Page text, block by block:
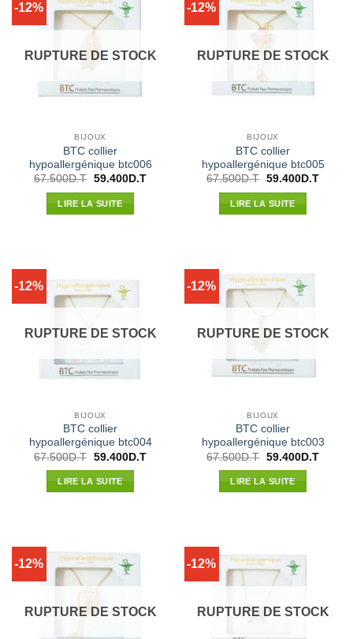
-12%
RUPTURE DE STOCK
BIJOUX
BTC collier
hypoallergénique btc006
67.500D.T Le
initial
était :
59.400D.TLe
LIRE LA SUITE
-12%
RUPTURE DE STOCK
BIJOUX
BTC collier
hypoallergénique btc005
67.500D.T Le
initial
était :
59.400D.TLe
LIRE LA SUITE
-12%
RUPTURE DE STOCK
BIJOUX
BTC collier
hypoallergénique btc004
67.500D.T Le
initial
était :
59.400D.TLe
LIRE LA SUITE
-12%
RUPTURE DE STOCK
BIJOUX
BTC collier
hypoallergénique btc003
67.500D.T Le
initial
était :
59.400D.TLe
LIRE LA SUITE
-12%
RUPTURE DE STOCK
-12%
RUPTURE DE STOCK